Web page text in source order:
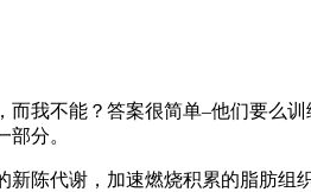
我不能？答案很简单–他们要么
分。
陈代谢，加速燃烧积累的脂肪